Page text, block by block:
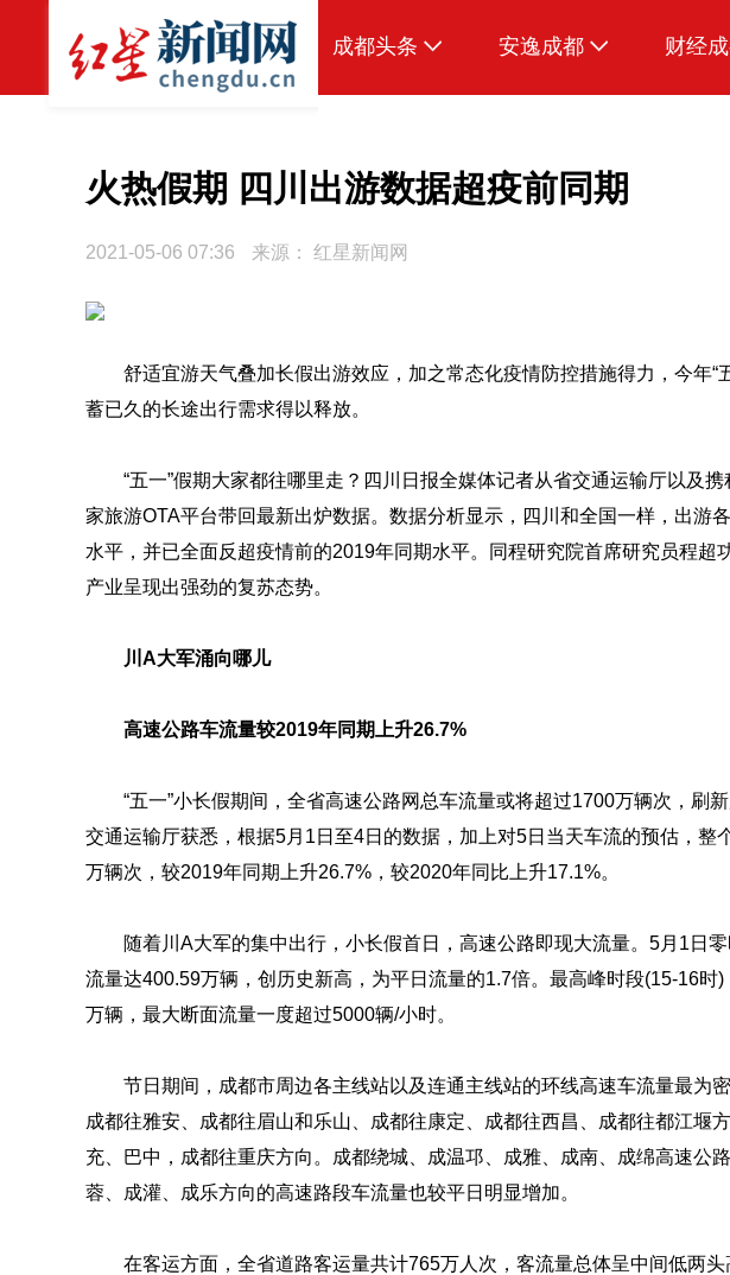
成都头条
本地
热点专题
传真机
公示
安逸成都
美食
财经
火热假期 四川出游数据超疫前同期
2021-05-06 07:36 来源： 红星新闻网
舒适宜游天气叠加长假出游效应，加之常态化疫情防控措施得力，今年“
蓄已久的长途出行需求得以释放。
“五一”假期大家都往哪里走？四川日报全媒体记者从省交通运输厅以及
家旅游OTA平台带回最新出炉数据。数据分析显示，四川和全国一样，出游
水平，并已全面反超疫情前的2019年同期水平。同程研究院首席研究员程超
产业呈现出强劲的复苏态势。
川A大军涌向哪儿
高速公路车流量较2019年同期上升26.7%
“五一”小长假期间，全省高速公路网总车流量或将超过1700万辆次，刷
交通运输厅获悉，根据5月1日至4日的数据，加上对5日当天车流的预估，整
万辆次，较2019年同期上升26.7%，较2020年同比上升17.1%。
随着川A大军的集中出行，小长假首日，高速公路即现大流量。5月1日
流量达400.59万辆，创历史新高，为平日流量的1.7倍。最高峰时段(15-16时
万辆，最大断面流量一度超过5000辆/小时。
节日期间，成都市周边各主线站以及连通主线站的环线高速车流量最为
成都往雅安、成都往眉山和乐山、成都往康定、成都往西昌、成都往都江堰
充、巴中，成都往重庆方向。成都绕城、成温邛、成雅、成南、成绵高速公
蓉、成灌、成乐方向的高速路段车流量也较平日明显增加。
在客运方面，全省道路客运量共计765万人次，客流量总体呈中间低两